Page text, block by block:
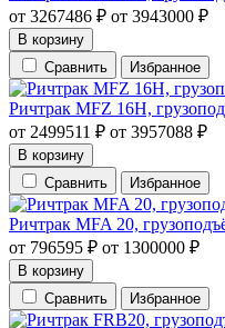
от 3267486 ₽ от 3943000 ₽
В корзину
Сравнить
Избранное
Ричтрак MFZ 16H,
от 2499511 ₽ от 3957088 ₽
В корзину
Сравнить
Избранное
Ричтрак MFA 20,
от 796595 ₽ от 1300000 ₽
В корзину
Сравнить
Избранное